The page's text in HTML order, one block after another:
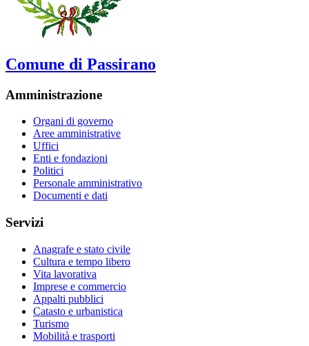
Comune di Passirano
Amministrazione
Organi di governo
Aree amministrative
Uffici
Enti e fondazioni
Politici
Personale amministrativo
Documenti e dati
Servizi
Anagrafe e stato civile
Cultura e tempo libero
Vita lavorativa
Imprese e commercio
Appalti pubblici
Catasto e urbanistica
Turismo
Mobilità e trasporti